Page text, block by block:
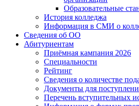
Образовательные
История колледжа
Информация в СМИ о
Сведения об ОО
Абитуриентам
Приёмная кампания 2026
Специальности
Рейтинг
Сведения о количестве
Документы для
Перечень вступительных